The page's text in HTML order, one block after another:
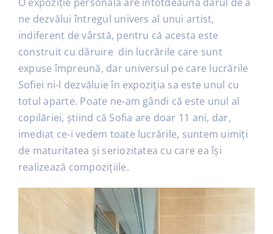
ne dezvălui întregul univers al unui artist,
indiferent de vârstă, pentru că acesta este
construit cu dăruire din lucrările care sunt
expuse împreună, dar universul pe care lucrările
Sofiei ni-l dezvăluie în expoziția sa este unul cu
totul aparte. Poate ne-am gândi că este unul al
copilăriei, știind că Sofia are doar 11 ani, dar,
imediat ce-i vedem toate lucrările, suntem uimiți
de maturitatea și seriozitatea cu care ea își
realizează compozițiile.